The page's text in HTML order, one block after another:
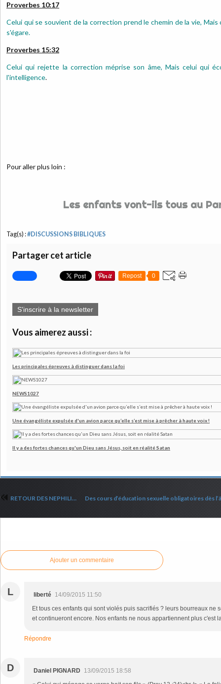
Proverbes 10:17
Celui qui se souvient de la correction prend le chemin de la vie, Mais
s'égare.
Proverbes 15:32
Celui qui rejette la correction méprise son âme, Mais celui qui
l'intelligence.
Pour aller plus loin :
Les enfants vont-ils tous au
Tag(s) :#DISCUSSIONS BIBLIQUES
Partager cet article
Repost 0
S'inscrire à la newsletter
Vous aimerez aussi :
Les principales épreuves à distinguer dans la foi
NEWS1027
Une évangéliste expulsée d'un avion parce qu’elle s’est mise à prêcher à haute voix !
Il y a des fortes chances qu'un Dieu sans Jésus, soit en réalité Satan
RETOUR DES NEPHILIMS ?
Ajouter un commentaire
L liberté 14/09/2015 11:50
Et tous ces enfants qui sont violés puis sacrifiés ? leurs bourreaux ne
et continueront encore. Nos enfants ne nous appartiennent plus c'est
Répondre
D Daniel PIGNARD 13/09/2015 18:58